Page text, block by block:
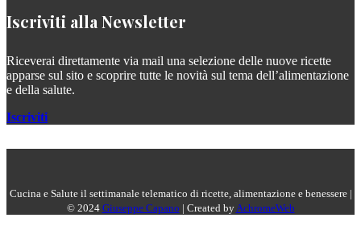
Iscriviti alla Newsletter
Riceverai direttamente via mail una selezione delle nuove ricette
apparse sul sito e scoprire tutte le novità sul tema dell’alimentazione
e della salute.
Iscriviti
Cucina e Salute il settimanale telematico di ricette, alimentazione e benessere |
© 2024 Giuseppe Capano | Created by AchromeWeb